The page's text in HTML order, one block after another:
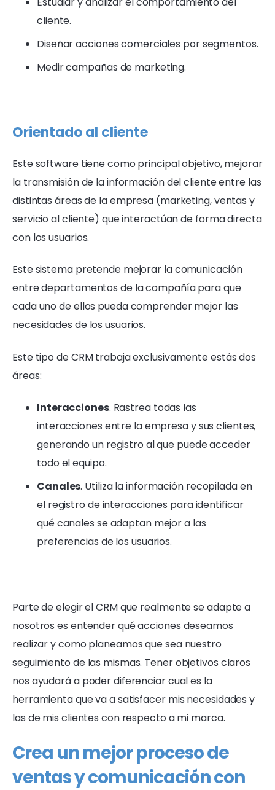
cliente.
Diseñar acciones comerciales por segmentos.
Medir campañas de marketing.
Orientado al cliente
Este software tiene como principal objetivo, mejorar
la transmisión de la información del cliente entre las
distintas áreas de la empresa (marketing, ventas y
servicio al cliente) que interactúan de forma directa
con los usuarios.
Este sistema pretende mejorar la comunicación
entre departamentos de la compañía para que
cada uno de ellos pueda comprender mejor las
necesidades de los usuarios.
Este tipo de CRM trabaja exclusivamente estás dos
áreas:
Interacciones. Rastrea todas las
interacciones entre la empresa y sus clientes,
generando un registro al que puede acceder
todo el equipo.
Canales. Utiliza la información recopilada en
el registro de interacciones para identificar
qué canales se adaptan mejor a las
preferencias de los usuarios.
Parte de elegir el CRM que realmente se adapte a
nosotros es entender qué acciones deseamos
realizar y como planeamos que sea nuestro
seguimiento de las mismas. Tener objetivos claros
nos ayudará a poder diferenciar cual es la
herramienta que va a satisfacer mis necesidades y
las de mis clientes con respecto a mi marca.
Crea un mejor proceso de
ventas y comunicación con